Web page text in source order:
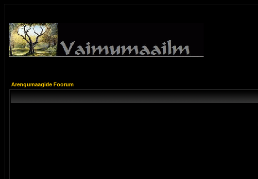
Arengumaagide Foorum